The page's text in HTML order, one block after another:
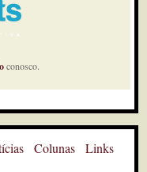
conosco.
Colunas
Links